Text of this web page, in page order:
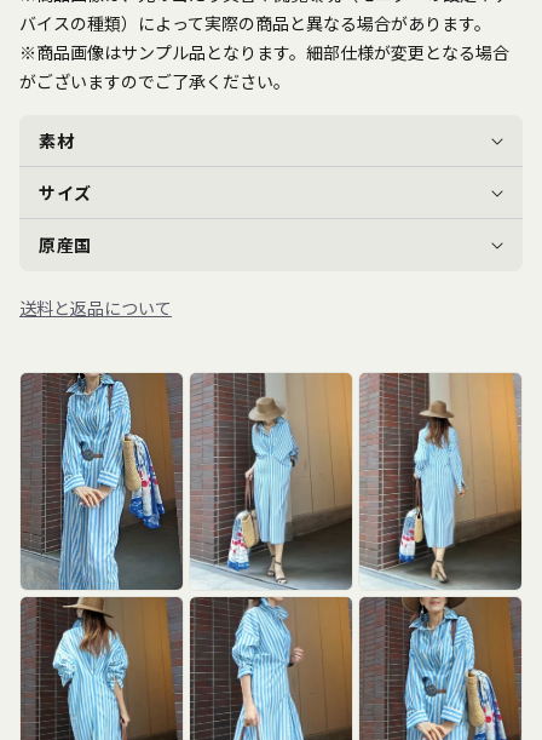
バイスの種類）によって実際の商品と異なる場合があります。
※商品画像はサンプル品となります。細部仕様が変更となる場合
がございますのでご了承ください。
素材
サイズ
原産国
送料と返品について